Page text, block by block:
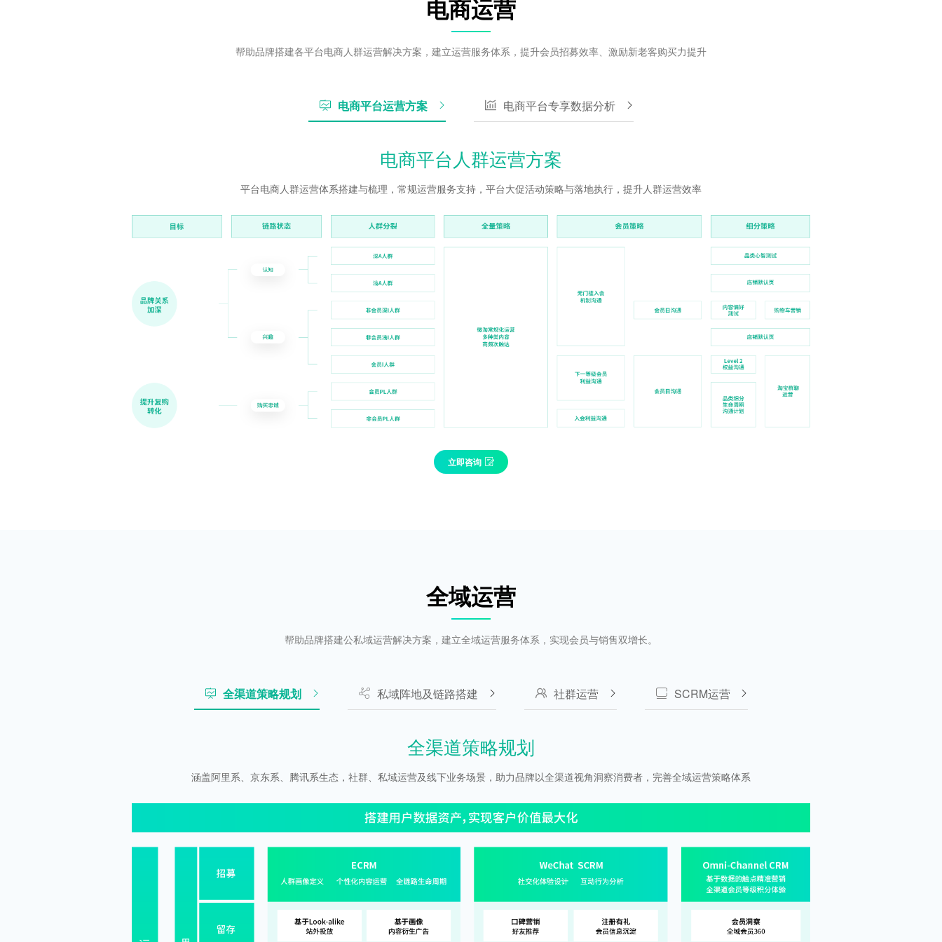
电商运营
帮助品牌搭建各平台电商人群运营解决方案，建立运营服务体系，提升会员招募效率、激励新老客购买力提升
电商平台运营方案 电商平台专享数据分析
电商平台人群运营方案
平台电商人群运营体系搭建与梳理，常规运营服务支持，平台大促活动策略与落地执行，提升人群运营效率
立即咨询
全域运营
帮助品牌搭建公私域运营解决方案，建立全域运营服务体系，实现会员与销售双增长。
全渠道策略规划 私域阵地及链路搭建 社群运营 SCRM运营
全渠道策略规划
涵盖阿里系、京东系、腾讯系生态，社群、私域运营及线下业务场景，助力品牌以全渠道视角洞察消费者，完善全域运营策略体系